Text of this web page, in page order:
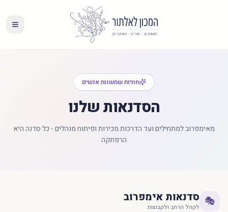
חוויות שמשנות אנשים
הסדנאות שלנו
מאימפרוב למתחילים ועד הדרכות מכירות ופיתוח מנהלים - כל סדנה היא
הרפתקה
🎭 סדנאות אימפרוב
לקהל הרחב ולקבוצות